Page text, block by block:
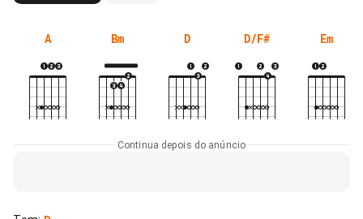
A Bm D D/F# Em
Continua depois do anúncio